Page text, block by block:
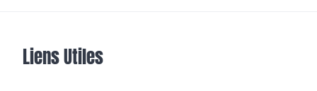
Liens Utiles